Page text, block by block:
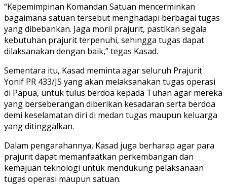
“Kepemimpinan Komandan Satuan mencerminkan
bagaimana satuan tersebut menghadapi berbagai tugas
yang dibebankan. Jaga moril prajurit, pastikan segala
kebutuhan prajurit terpenuhi, sehingga tugas dapat
dilaksanakan dengan baik,” tegas Kasad.
Sementara itu, Kasad meminta agar seluruh Prajurit
Yonif PR 433/JS yang akan melaksanakan tugas operasi
di Papua, untuk tulus berdoa kepada Tuhan agar mereka
yang berseberangan diberikan kesadaran serta berdoa
demi keselamatan diri di medan tugas maupun keluarga
yang ditinggalkan.
Dalam pengarahannya, Kasad juga berharap agar para
prajurit dapat memanfaatkan perkembangan dan
kemajuan teknologi untuk mendukung pelaksanaan
tugas operasi maupun satuan.